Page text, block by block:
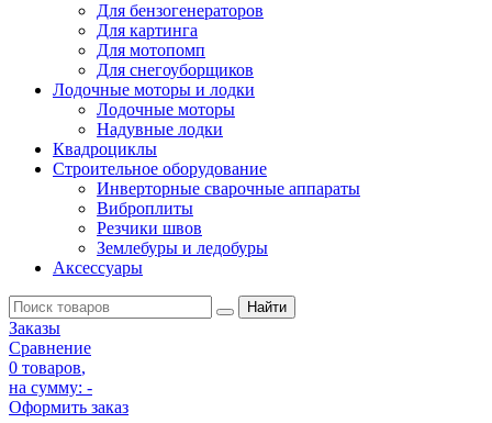
Для бензогенераторов
Для картинга
Для мотопомп
Для снегоуборщиков
Лодочные моторы и лодки
Лодочные моторы
Надувные лодки
Квадроциклы
Строительное оборудование
Инверторные сварочные аппараты
Виброплиты
Резчики швов
Землебуры и ледобуры
Аксессуары
Заказы
Сравнение
0 товаров,
на сумму: -
Оформить заказ